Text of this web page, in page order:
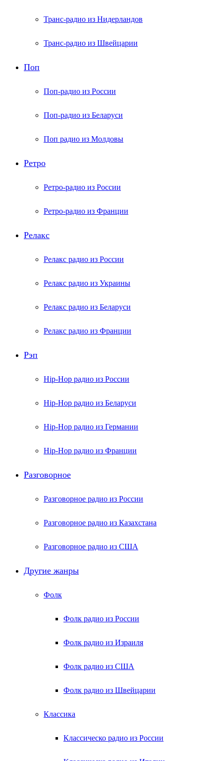
Транс-радио из Нидерландов
Транс-радио из Швейцарии
Поп
Поп-радио из России
Поп-радио из Беларуси
Поп радио из Молдовы
Ретро
Ретро-радио из России
Ретро-радио из Франции
Релакс
Релакс радио из России
Релакс радио из Украины
Релакс радио из Беларуси
Релакс радио из Франции
Рэп
Hip-Hop радио из России
Hip-Hop радио из Беларуси
Hip-Hop радио из Германии
Hip-Hop радио из Франции
Разговорное
Разговорное радио из России
Разговорное радио из Казахстана
Разговорное радио из США
Другие жанры
Фолк
Фолк радио из России
Фолк радио из Израиля
Фолк радио из США
Фолк радио из Швейцарии
Классика
Классическо радио из России